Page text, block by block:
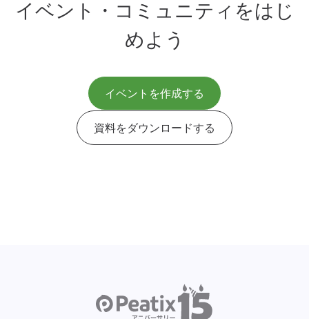
イベント・コミュニティをはじ
めよう
イベントを作成する
資料をダウンロードする